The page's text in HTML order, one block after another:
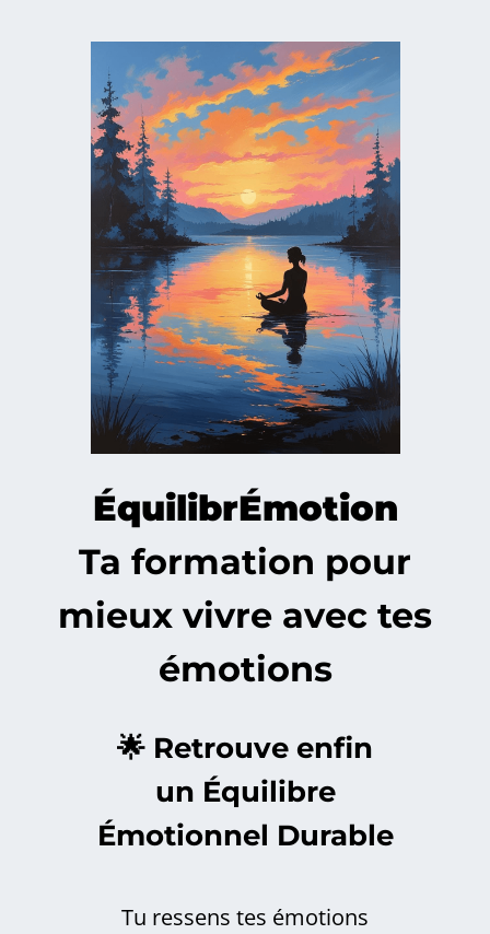
ÉquilibrÉmotion
Ta formation pour
mieux vivre avec tes
émotions
🌟 Retrouve enfin
un Équilibre
Émotionnel Durable
Tu ressens tes émotions